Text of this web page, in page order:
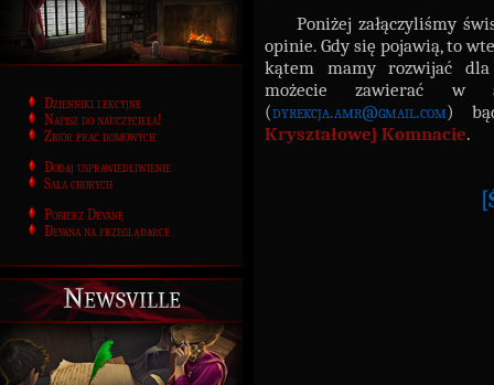
Dzienniki lekcyjne
Napisz do nauczyciela!
Zbiór prac domowych
Dodaj usprawiedliwienie
Sala chorych
Pobierz Devanę
Devana na przeglądarce
Newsville
Poniżej załączyliśmy
opinie. Gdy się pojawią, to
kątem mamy rozwijać dla
możecie zawierać w
(dyrekcja.amr@gmail.com)
Kryształowej Komnacie.